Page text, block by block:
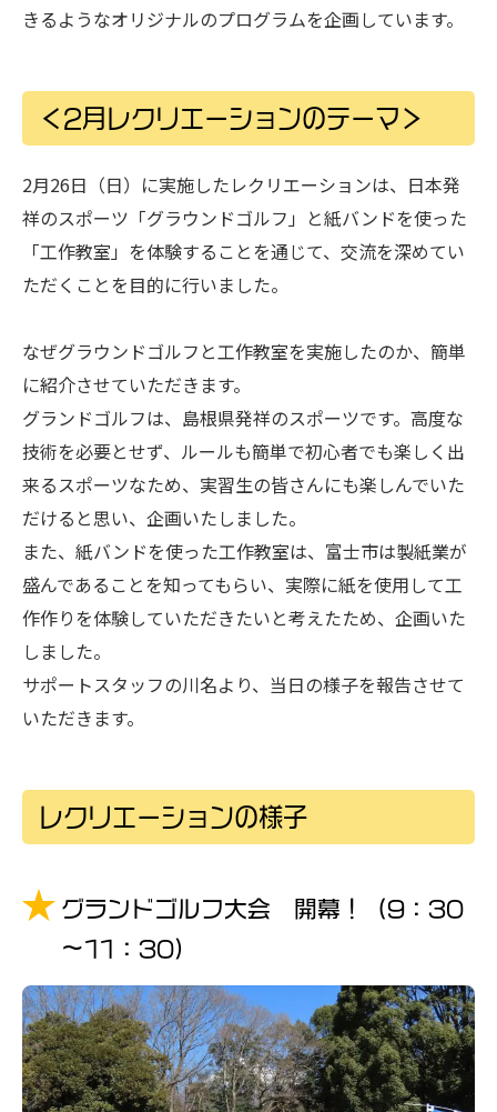
きるようなオリジナルのプログラムを企画しています。
＜2月レクリエーションのテーマ＞
2月26日（日）に実施したレクリエーションは、日本発
祥のスポーツ「グラウンドゴルフ」と紙バンドを使った
「工作教室」を体験することを通じて、交流を深めてい
ただくことを目的に行いました。
なぜグラウンドゴルフと工作教室を実施したのか、簡単
に紹介させていただきます。
グランドゴルフは、島根県発祥のスポーツです。高度な
技術を必要とせず、ルールも簡単で初心者でも楽しく出
来るスポーツなため、実習生の皆さんにも楽しんでいた
だけると思い、企画いたしました。
また、紙バンドを使った工作教室は、富士市は製紙業が
盛んであることを知ってもらい、実際に紙を使用して工
作作りを体験していただきたいと考えたため、企画いた
しました。
サポートスタッフの川名より、当日の様子を報告させて
いただきます。
レクリエーションの様子
グランドゴルフ大会 開幕！（9：30
～11：30）